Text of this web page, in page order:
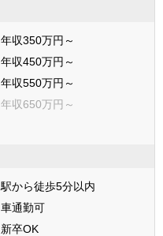
年収350万円～
年収450万円～
年収550万円～
年収650万円～
駅から徒歩5分以内
車通勤可
新卒OK